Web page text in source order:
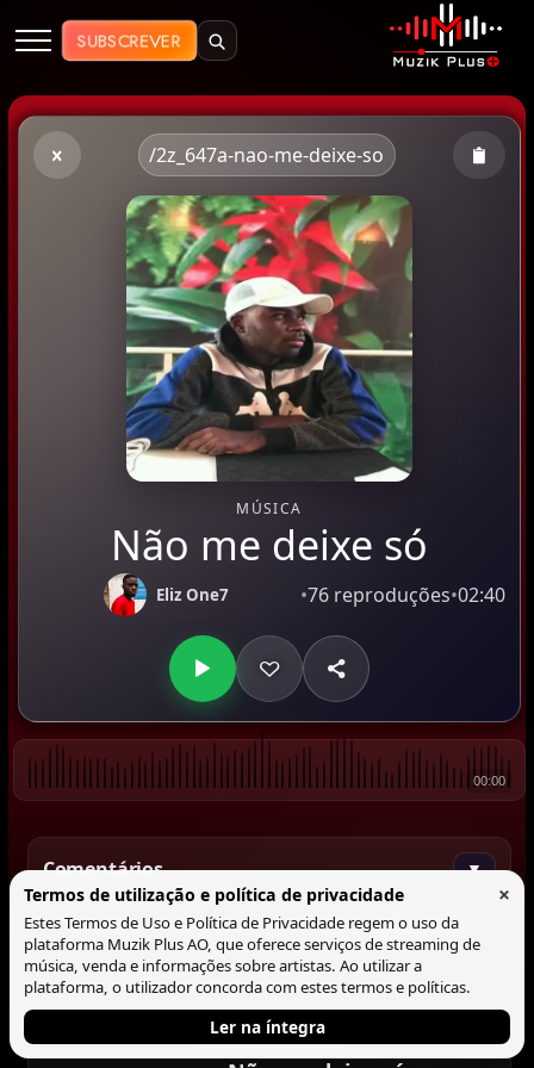
Muzik Plus AO - Streaming de
SUBSCREVER
/2z_647a-nao-me-deixe-so
MÚSICA
Não me deixe só
Eliz One7 •76 reproduções•02:40
00:00
Comentários ▼
Comentar
Tocando agora
Termos de utilização e política de privacidade ×
Estes Termos de Uso e Política de Privacidade regem o uso da
plataforma Muzik Plus AO, que oferece serviços de streaming de
música, venda e informações sobre artistas. Ao utilizar a
plataforma, o utilizador concorda com estes termos e políticas.
Ler na íntegra